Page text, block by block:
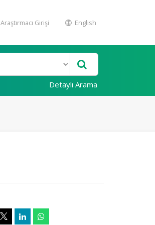
Araştırmacı Girişi English
Detaylı Arama